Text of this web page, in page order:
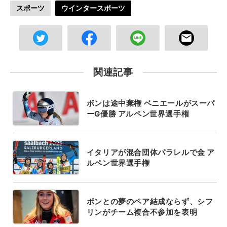
スポーツ ウインタースポーツ
関連記事
ボンは途中棄権 ベニエールがスーパ
ーG優勝 アルペン世界選手権
イタリアが混合団体パラレルで金 ア
ルペン世界選手権
ボンとの夢のペア結成ならず、シフ
リンがチーム複合不参加を表明